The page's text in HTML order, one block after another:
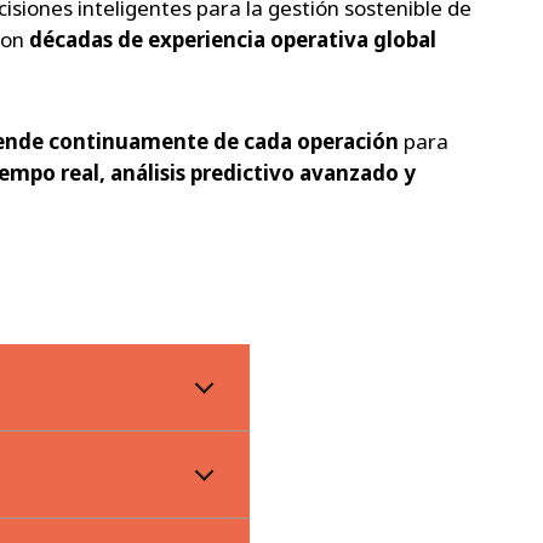
inteligentes para la gestión sostenible de
décadas de experiencia operativa global
continuamente de cada operación para
real, análisis predictivo avanzado y